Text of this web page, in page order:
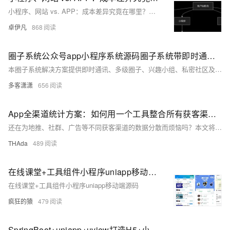
小程序、网站 vs. APP：成本差异究竟在哪里？技术栈如何决定项目上限？优雅草卓伊凡
卓伊凡 868
圈子系统公众号app小程序系统源码圈子系统带即时通讯 多级圈子系统源码 兴趣小组系统开源 私密圈子系统代码 会员制社区系统
本圈子系统解决方案提供即时通讯、多级圈子、兴趣小组、私密社区及会员制管理功能。支持开源与商业方案，推荐ThinkSNS+、EasyClub及OpenFire等系统，并提供前后端技术选型建议，助力快速搭建社交平台。
多客潇潇 656
App全渠道统计方案：如何用一个工具整合所有获客渠道数据？
还在为地推、社群、广告等不同获客渠道的数据分散而烦恼吗？本文将教您如何用一个工具整合所有渠道数据，实现精准的渠道归因与效果分析。
THAda 489
在线课堂+工具组件小程序uniapp移动端源码
在线课堂+工具组件小程序uniapp移动端源码
疯狂的猿 479